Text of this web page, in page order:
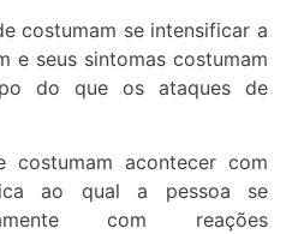
costumam se intensificar a
e seus sintomas costumam
do que os ataques de
costumam acontecer com
ao qual a pessoa se
com reações